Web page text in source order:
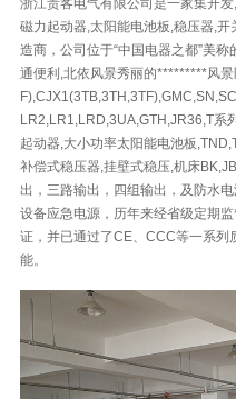
浙江贵客电气有限公司是一家集开
磁力起动器,太阳能电池板,稳压器,
造商，公司位于“中国电器之都”美
通便利,北依风景秀丽的*********风
LR2,LR1,LRD,3UA,GTH,JR36,T系
起动器,大小功率太阳能电池板
补偿式稳压器,挂壁式稳压,机床
出，三路输出，四组输出，及防水
设备应急电源，历年来经省级定期
证，并已通过了CE、CCC等一系列
能。